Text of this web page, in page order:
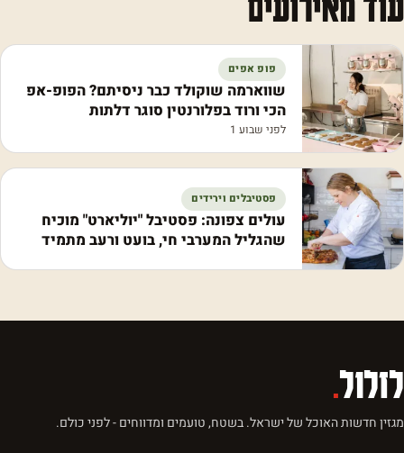
פופ אפים
שווארמה שוקולד כבר ניסיתם? הפופ-אפ
הכי ורוד בפלורנטין סוגר דלתות
לפני שבוע 1
פסטיבלים וירידים
עולים צפונה: פסטיבל "יוליארט" מוכיח
שהגליל המערבי חי, בועט ורעב מתמיד
לזלול.
מגזין חדשות האוכל של ישראל. בשטח, טועמים ומדווחים - לפני כולם.